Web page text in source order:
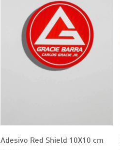
Adesivo Red Shield 10X10 cm